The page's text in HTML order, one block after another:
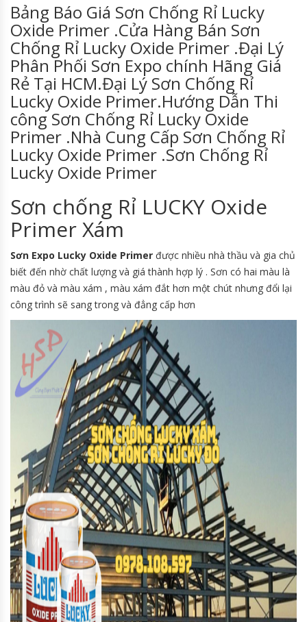
Bảng Báo Giá Sơn Chống Rỉ Lucky
Oxide Primer .Cửa Hàng Bán Sơn
Chống Rỉ Lucky Oxide Primer .Đại Lý
Phân Phối Sơn Expo chính Hãng Giá
Rẻ Tại HCM.Đại Lý Sơn Chống Rỉ
Lucky Oxide Primer.Hướng Dẫn Thi
công Sơn Chống Rỉ Lucky Oxide
Primer .Nhà Cung Cấp Sơn Chống Rỉ
Lucky Oxide Primer .Sơn Chống Rỉ
Lucky Oxide Primer
Sơn chống Rỉ LUCKY Oxide
Primer Xám
Sơn Expo Lucky Oxide Primer được nhiều nhà thầu và gia chủ
biết đến nhờ chất lượng và giá thành hợp lý . Sơn có hai màu là
màu đỏ và màu xám , màu xám đắt hơn một chút nhưng đổi lại
công trình sẽ sang trong và đẳng cấp hơn